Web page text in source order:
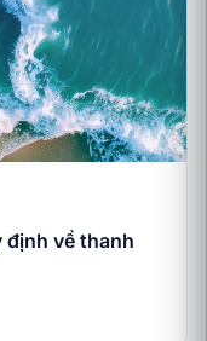
định về thanh